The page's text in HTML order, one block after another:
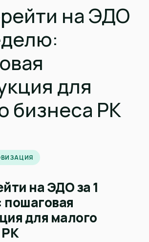
на ЭДО
для
бизнеса РК
на ЭДО за 1
для малого
РК